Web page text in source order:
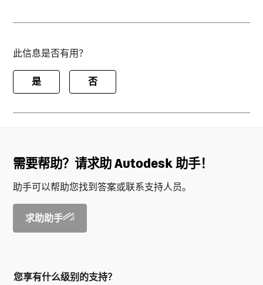
此信息是否有用？
是 否
需要帮助？请求助 Autodesk 助手！
助手可以帮助您找到答案或联系支持人员。
求助助手
您享有什么级别的支持？